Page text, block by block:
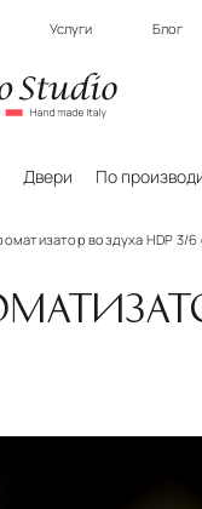
Услуги Блог
Двери По
воздуха HDP 3/